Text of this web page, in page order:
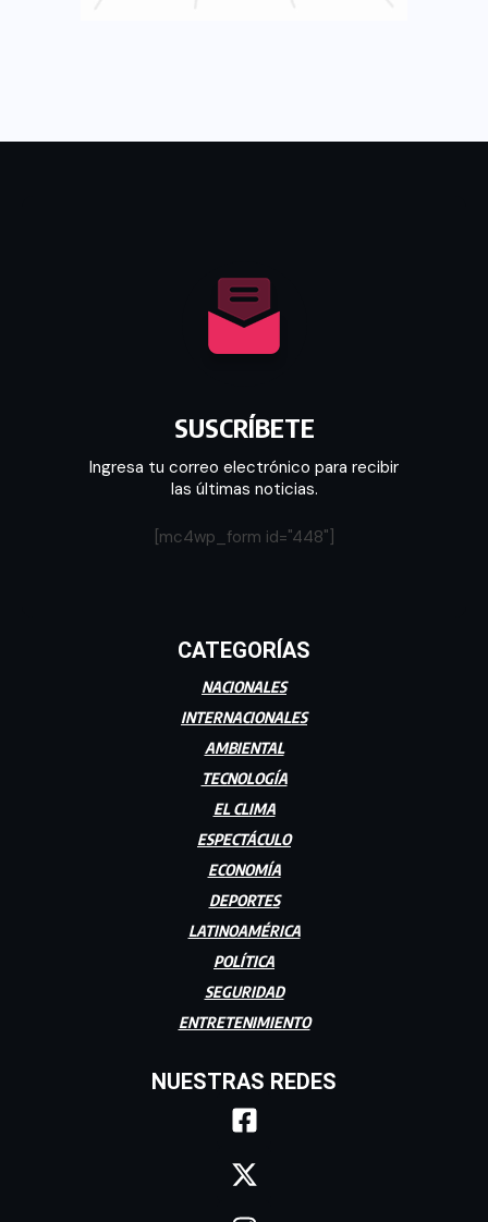
SUSCRÍBETE
Ingresa tu correo electrónico para recibir
las últimas noticias.
[mc4wp_form id="448"]
CATEGORÍAS
NACIONALES
INTERNACIONALES
AMBIENTAL
TECNOLOGÍA
EL CLIMA
ESPECTÁCULO
ECONOMÍA
DEPORTES
LATINOAMÉRICA
POLÍTICA
SEGURIDAD
ENTRETENIMIENTO
NUESTRAS REDES